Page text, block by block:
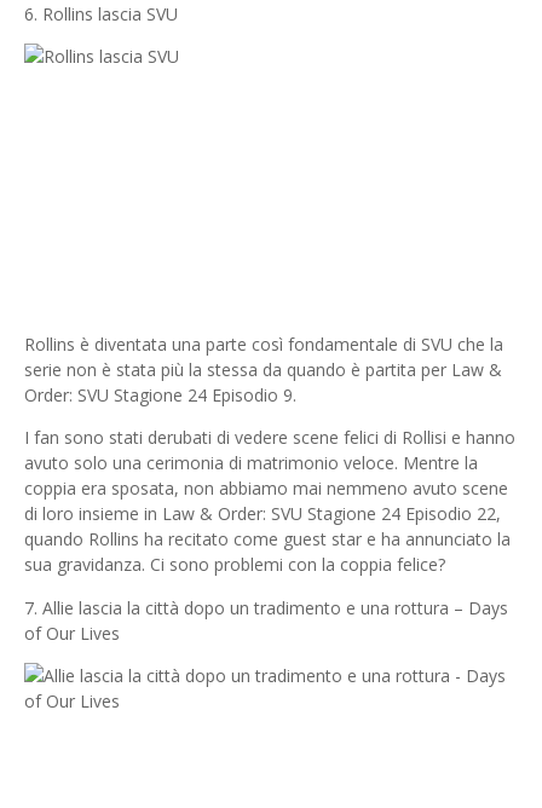
6. Rollins lascia SVU
Rollins è diventata una parte così fondamentale di SVU che la
serie non è stata più la stessa da quando è partita per Law &
Order: SVU Stagione 24 Episodio 9.
I fan sono stati derubati di vedere scene felici di Rollisi e hanno
avuto solo una cerimonia di matrimonio veloce. Mentre la
coppia era sposata, non abbiamo mai nemmeno avuto scene
di loro insieme in Law & Order: SVU Stagione 24 Episodio 22,
quando Rollins ha recitato come guest star e ha annunciato la
sua gravidanza. Ci sono problemi con la coppia felice?
7. Allie lascia la città dopo un tradimento e una rottura – Days
of Our Lives